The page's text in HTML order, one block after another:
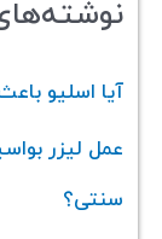
آیا اسلیو
عمل لیزر
سنتی؟